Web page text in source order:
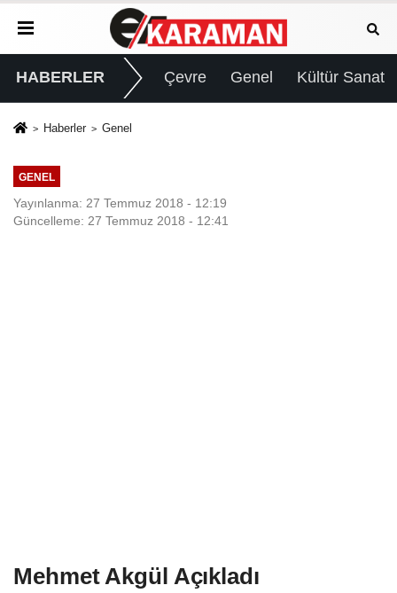
HABERLER Çevre Genel Kültür Sanat
Haberler Genel
GENEL
Yayınlanma: 27 Temmuz 2018 - 12:19
Güncelleme: 27 Temmuz 2018 - 12:41
Mehmet Akgül Açıkladı